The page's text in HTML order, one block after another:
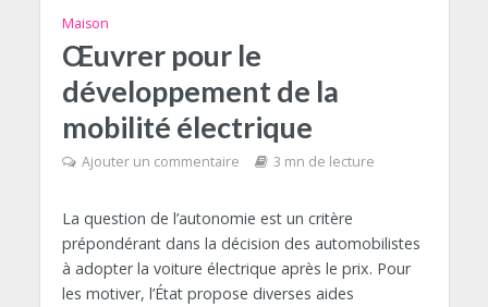
Maison
Œuvrer pour le
développement de la
mobilité électrique
Ajouter un commentaire 3 mn de lecture
La question de l’autonomie est un critère
prépondérant dans la décision des automobilistes
à adopter la voiture électrique après le prix. Pour
les motiver, l’État propose diverses aides